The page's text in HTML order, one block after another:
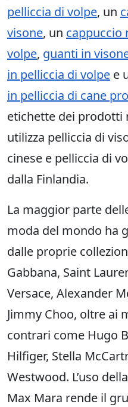
pelliccia di volpe, un
visone, un cappuccio
volpe, guanti in
in pelliccia di volpe e
in pelliccia di cane
etichette dei prodotti
utilizza pelliccia di
cinese e pelliccia di
dalla Finlandia.
La maggior parte
moda del mondo ha
dalle proprie
Gabbana, Saint
Versace, Alexander
Jimmy Choo, oltre ai
contrari come Hugo
Hilfiger, Stella
Westwood. L’uso
Max Mara rende il